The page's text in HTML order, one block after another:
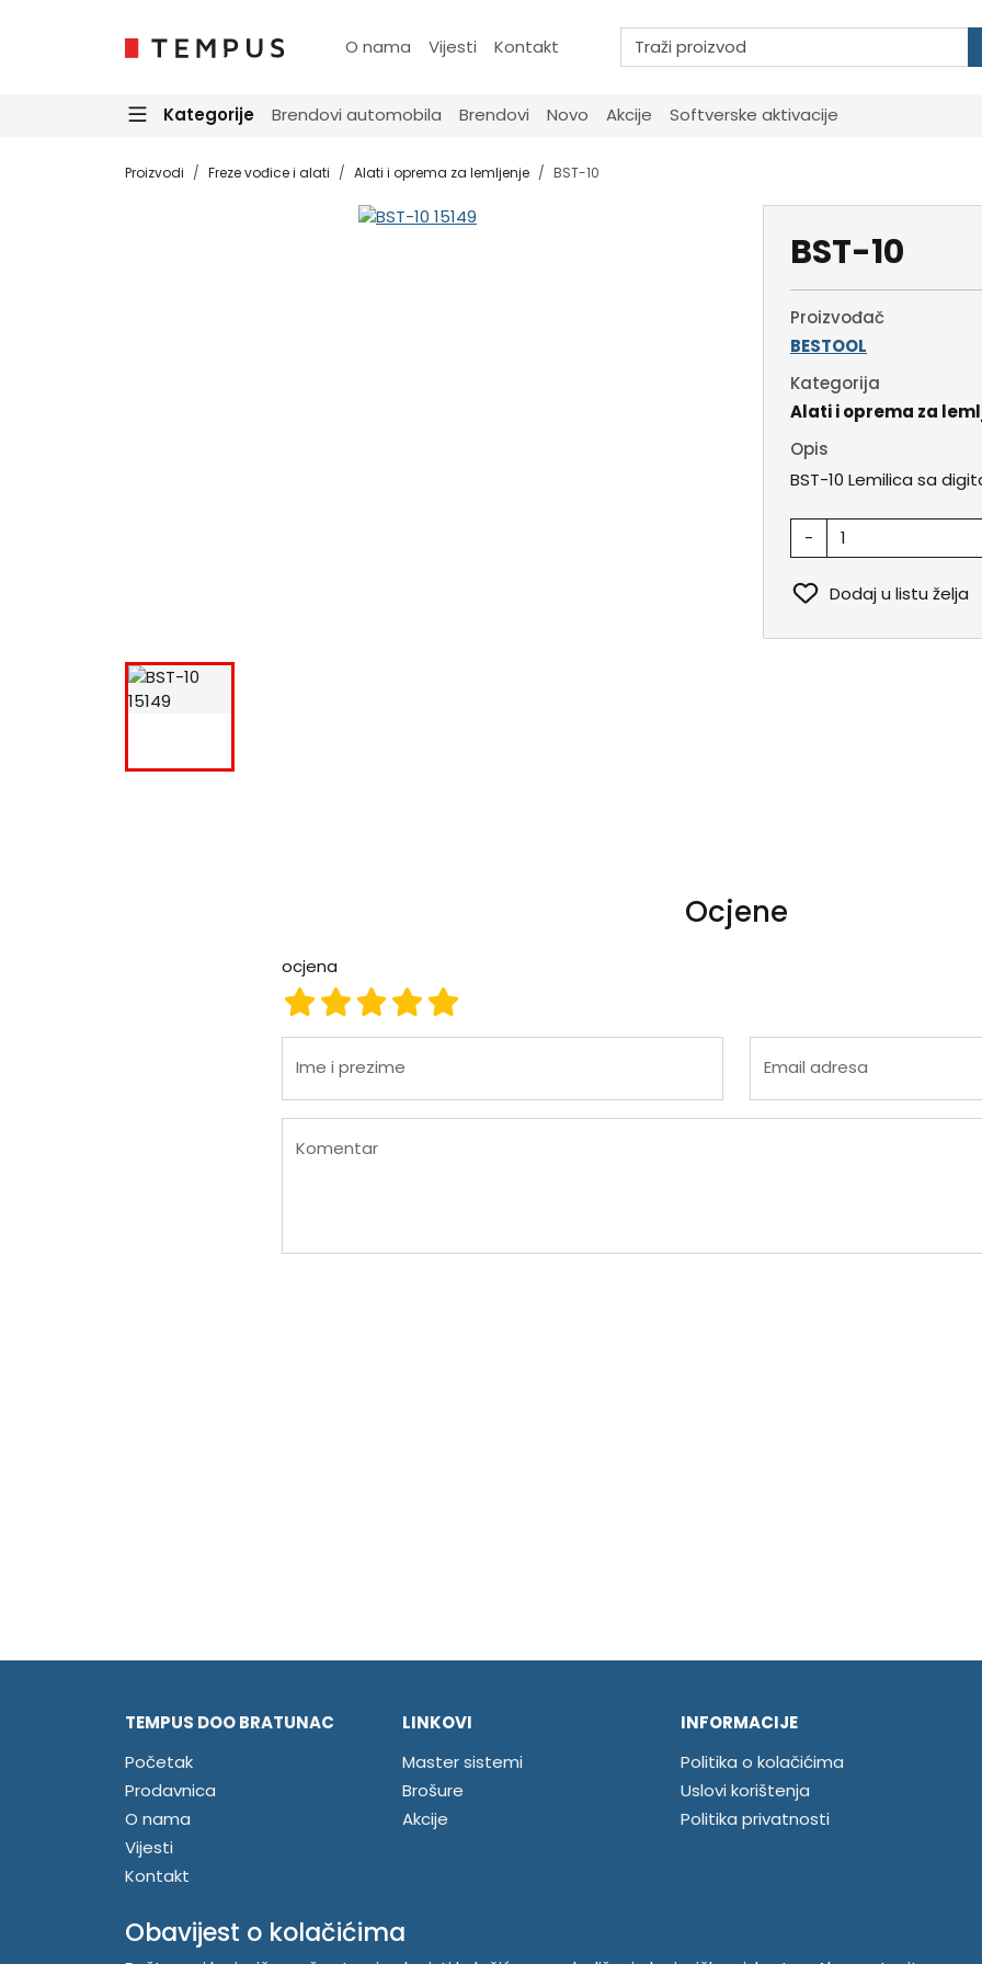
O nama Vijesti Kontakt
Kategorije Brendovi automobila Brendovi Novo Akcije Softverske aktivacije
Proizvodi Freze vođice i alati Alati i oprema za lemljenje BST-10
BST-10
Proizvođač
BESTOOL
Kategorija
Alati i oprema za
Opis
BST-10 Lemilica sa
-
Dodaj u listu želja
Ocjene
ocjena
ocjena 5
ocjena 4
ocjena 3
ocjena 2
ocjena 1
Ime i prezime Email adresa
Komentar
TEMPUS DOO BRATUNAC
Početak
Prodavnica
O nama
Vijesti
Kontakt
Prijavite se
LINKOVI
Master sistemi
Brošure
Akcije
INFORMACIJE
Politika o kolačićima
Uslovi korištenja
Politika privatnosti
Obavijest o kolačićima